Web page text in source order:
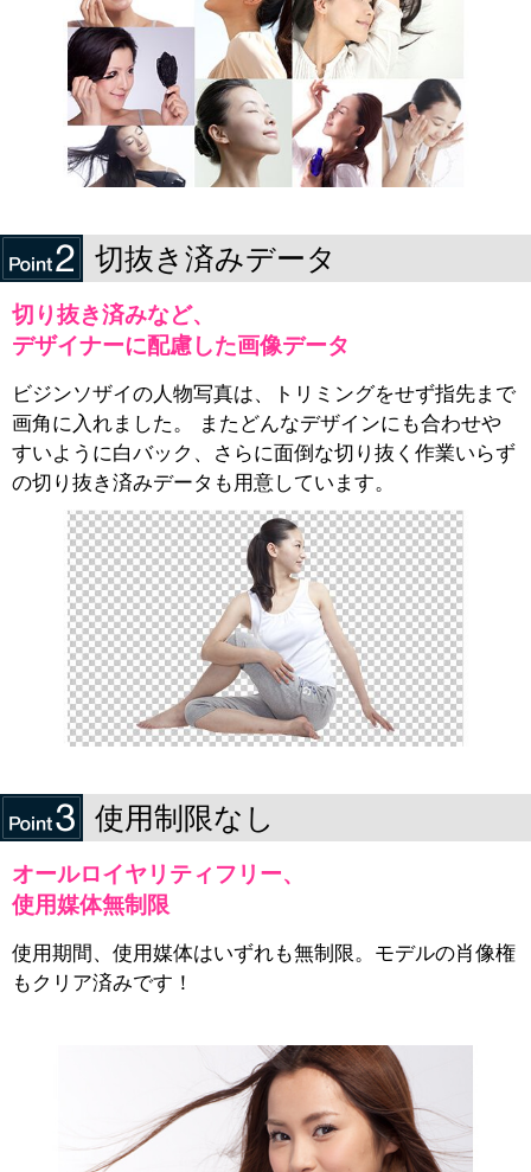
切抜き済みデータ
切り抜き済みなど、
デザイナーに配慮した画像データ
ビジンソザイの人物写真は、トリミングをせず指先まで
画角に入れました。 またどんなデザインにも合わせや
すいように白バック、さらに面倒な切り抜く作業いらず
の切り抜き済みデータも用意しています。
使用制限なし
オールロイヤリティフリー、
使用媒体無制限
使用期間、使用媒体はいずれも無制限。モデルの肖像権
もクリア済みです！